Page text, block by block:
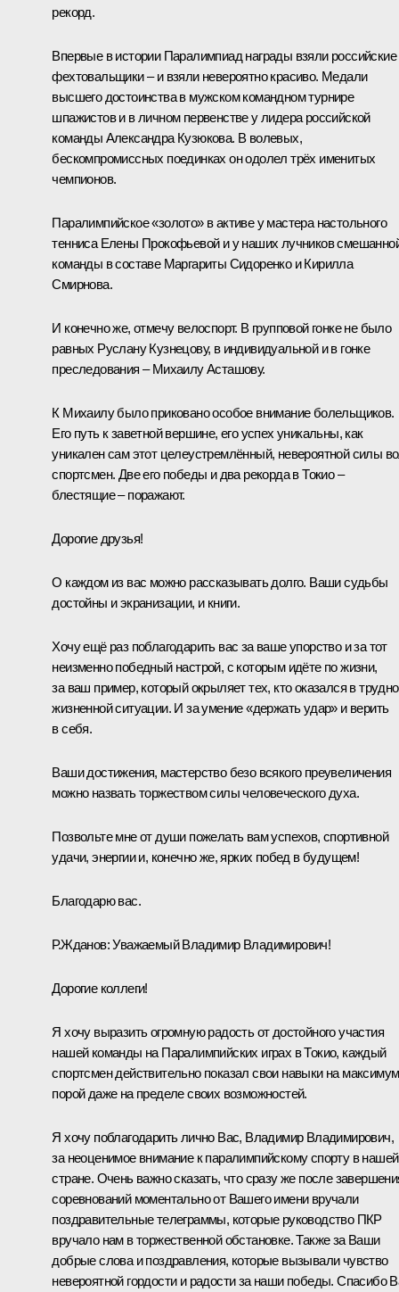
рекорд.
Впервые в истории Паралимпиад награды взяли российские
фехтовальщики – и взяли невероятно красиво. Медали
высшего достоинства в мужском командном турнире
шпажистов и в личном первенстве у лидера российской
команды Александра Кузюкова. В волевых,
бескомпромиссных поединках он одолел трёх именитых
чемпионов.
Паралимпийское «золото» в активе у мастера настольного
тенниса Елены Прокофьевой и у наших лучников
команды в составе Маргариты Сидоренко и Кирилла
Смирнова.
И конечно же, отмечу велоспорт. В групповой гонке не было
равных Руслану Кузнецову, в индивидуальной и в гонке
преследования – Михаилу Асташову.
К Михаилу было приковано особое внимание болельщиков.
Его путь к заветной вершине, его успех уникальны, как
уникален сам этот целеустремлённый, невероятной силы
спортсмен. Две его победы и два рекорда в Токио –
блестящие – поражают.
Дорогие друзья!
О каждом из вас можно рассказывать долго. Ваши судьбы
достойны и экранизации, и книги.
Хочу ещё раз поблагодарить вас за ваше упорство и за тот
неизменно победный настрой, с которым идёте по жизни,
за ваш пример, который окрыляет тех, кто оказался в
жизненной ситуации. И за умение «держать удар» и верить
в себя.
Ваши достижения, мастерство безо всякого преувеличения
можно назвать торжеством силы человеческого духа.
Позвольте мне от души пожелать вам успехов, спортивной
удачи, энергии и, конечно же, ярких побед в будущем!
Благодарю вас.
Р.Жданов:Уважаемый Владимир Владимирович!
Дорогие коллеги!
Я хочу выразить огромную радость от достойного участия
нашей команды на Паралимпийских играх в Токио, каждый
спортсмен действительно показал свои навыки на
порой даже на пределе своих возможностей.
Я хочу поблагодарить лично Вас, Владимир Владимирович,
за неоценимое внимание к паралимпийскому спорту в нашей
стране. Очень важно сказать, что сразу же после
соревнований моментально от Вашего имени вручали
поздравительные телеграммы, которые руководство ПКР
вручало нам в торжественной обстановке. Также за Ваши
добрые слова и поздравления, которые вызывали чувство
невероятной гордости и радости за наши победы. Спасибо